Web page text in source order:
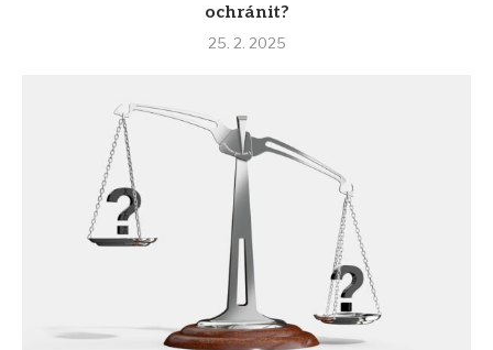
ochránit?
25. 2. 2025